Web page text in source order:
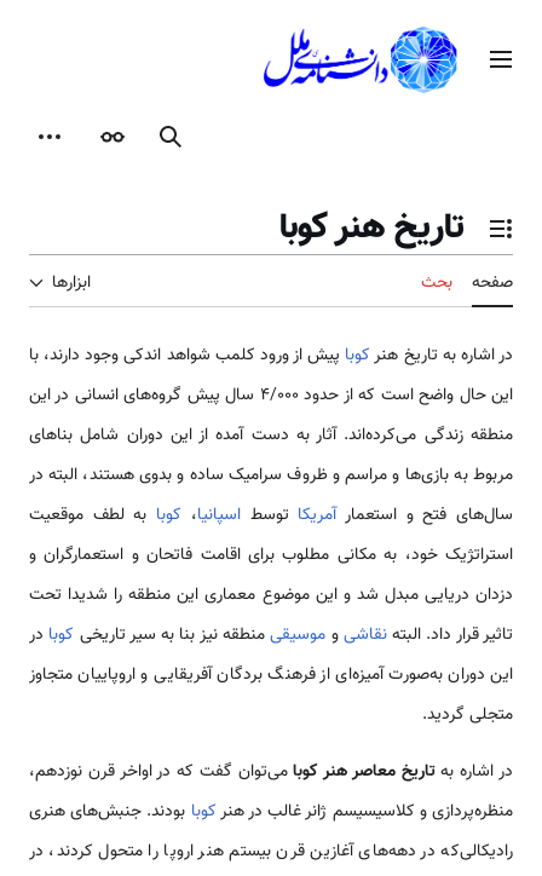
محتوامنوی اصلی
جستجوظاهر
تغییر وضعیت فهرست محتویات
تاریخ هنر کوبا
صفحه بحث ابزارها
در اشاره به تاریخ هنرکوبا پیش از ورود کلمب شواهد اندکی وجود دارند، با
این حال واضح است که از حدود 4/000 سال پیش گروه‌های انسانی در این
منطقه زندگی می‌کرده‌اند. آثار به دست آمده از این دوران شامل بناهای
مربوط به بازی‌ها و مراسم و ظروف سرامیک ساده و بدوی هستند، البته در
سال‌های فتح و استعمارآمریکا توسطاسپانیا، کوبا به لطف موقعیت
استراتژیک خود، به مکانی مطلوب برای اقامت فاتحان و استعمارگران و
دزدان دریایی مبدل شد و این موضوع معماری این منطقه را شدیدا تحت
تاثیر قرار داد. البتهنقاشیو موسیقیمنطقه نیز بنا به سیر تاریخی کوبا در
این دوران به‌صورت آمیزه‌ای از فرهنگ بردگان آفریقایی و اروپاییان متجاوز
متجلی گردید.
در اشاره بهتاریخ معاصر هنر کوبامی‌توان گفت که در اواخر قرن نوزدهم،
منظره‌پردازی و کلاسیسیسم ژانر غالب در هنرکوبا بودند. جنبش‌های هنری
رادیکالی‌که در دهه‌های آغازین قرن بیستم هنر اروپا را متحول کردند، در